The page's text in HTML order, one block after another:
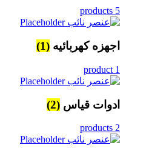
5 products
اجهزه كهربائيه (1)
1 product
ادوات قياس (2)
2 products